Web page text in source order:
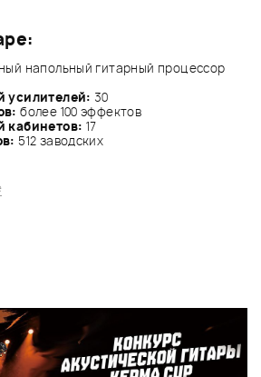
напольный гитарный процессор
усилителей: 30
более 100 эффектов
кабинетов: 17
512 заводских